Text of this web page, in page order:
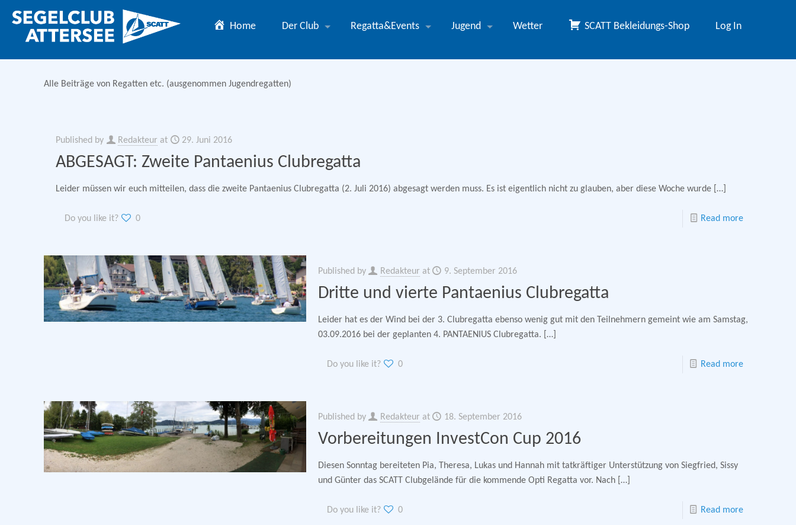
Home Der Club Regatta&Events Jugend Wetter SCATT Bekleidungs-Shop Log In
Alle Beiträge von Regatten etc. (ausgenommen Jugendregatten)
Published by Redakteur at 29. Juni 2016
ABGESAGT: Zweite Pantaenius Clubregatta
Leider müssen wir euch mitteilen, dass die zweite Pantaenius Clubregatta (2. Juli 2016) abgesagt werden muss. Es ist eigentlich nicht zu glauben, aber diese Woche wurde […]
Do you like it? 0 Read more
Published by Redakteur at 9. September 2016
Dritte und vierte Pantaenius Clubregatta
Leider hat es der Wind bei der 3. Clubregatta ebenso wenig gut mit den Teilnehmern gemeint wie am Samstag,
03.09.2016 bei der geplanten 4. PANTAENIUS Clubregatta. […]
Do you like it? 0 Read more
Published by Redakteur at 18. September 2016
Vorbereitungen InvestCon Cup 2016
Diesen Sonntag bereiteten Pia, Theresa, Lukas und Hannah mit tatkräftiger Unterstützung von Siegfried, Sissy
und Günter das SCATT Clubgelände für die kommende Opti Regatta vor. Nach[…]
Do you like it? 0 Read more